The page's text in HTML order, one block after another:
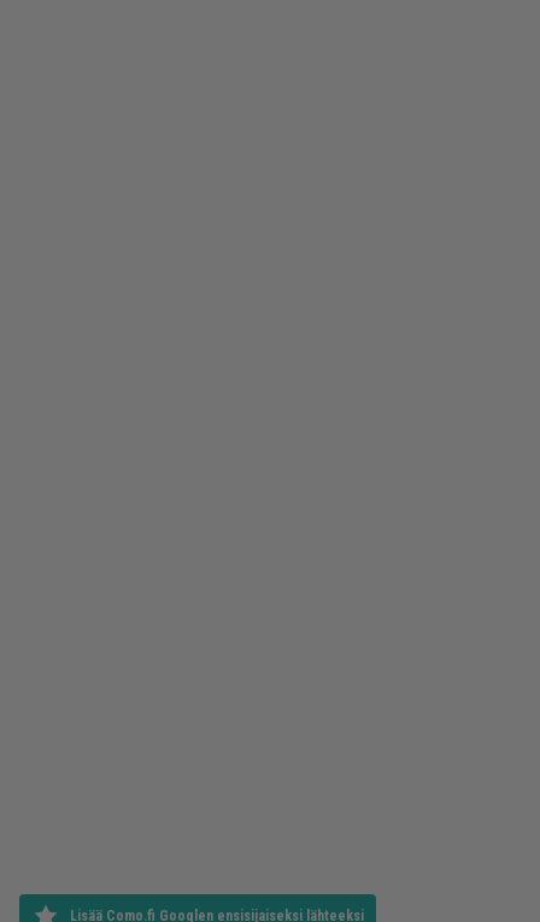
Lisää Como.fi Googlen ensisijaiseksi lähteeksi